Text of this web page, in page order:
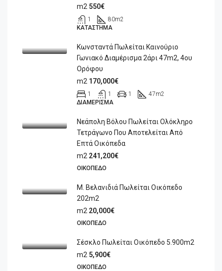
m2 550€
1 80m2
ΚΑΤΆΣΤΗΜΑ
Κωνσταντά Πωλείται Καινούριο
Γωνιακό Διαμέρισμα 2άρι 47m2, 4ου
Ορόφου
m2 170,000€
1 1 1 47m2
ΔΙΑΜΈΡΙΣΜΑ
Νεάπολη Βόλου Πωλείται Ολόκληρο
Τετράγωνο Που Αποτελείται Από
Επτά Οικόπεδα
m2 241,200€
ΟΙΚΌΠΕΔΟ
Μ. Βελανιδιά Πωλείται Οικόπεδο
202m2
m2 20,000€
ΟΙΚΌΠΕΔΟ
Σέσκλο Πωλείται Οικόπεδο 5.900m2
m2 5,900€
ΟΙΚΌΠΕΔΟ